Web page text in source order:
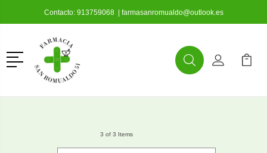
Contacto: 913759068| farmasanromualdo@outlook.es
Menú
BuscarMi Cuenta
Mi
3 of 3 Items